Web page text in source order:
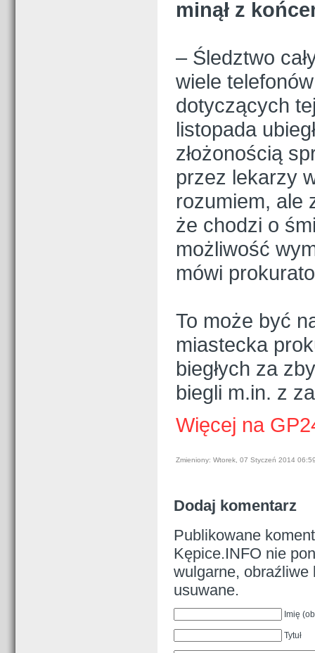
minął z
– Śledztwo
wiele
dotyczących
listopada
złożonością
przez lekarzy
rozumiem, ale
że chodzi o
możliwość
mówi
To może być
miastecka
biegłych za
biegli m.in. z
Więcej na
Zmieniony: Wtorek, 07 Styczeń 2014
Dodaj komentarz
Publikowane
Kępice.INFO nie
wulgarne, obraźliwe
usuwane.
Imię
Tytuł